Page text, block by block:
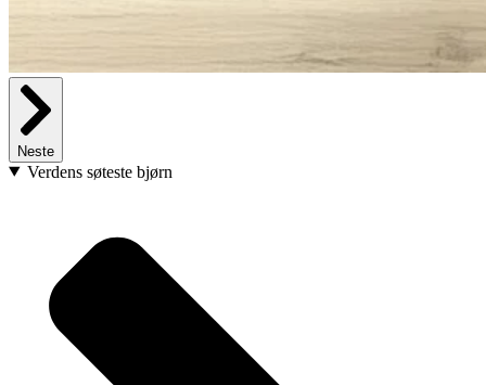
Neste
Verdens søteste bjørn